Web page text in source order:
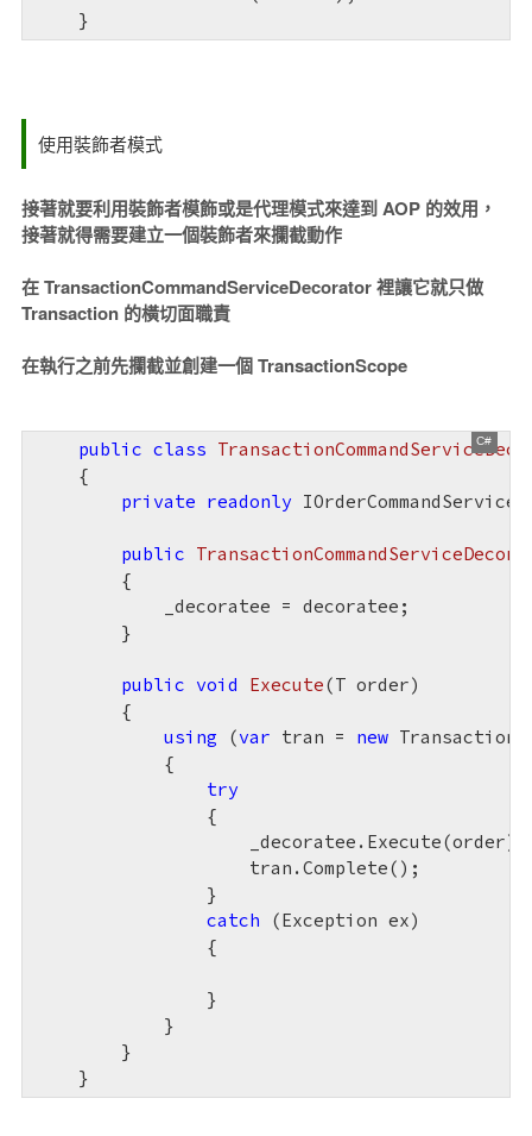
使用裝飾者模式
接著就要利用裝飾者模飾或是代理模式來達到 AOP 的效用，
接著就得需要建立一個裝飾者來攔截動作
在 TransactionCommandServiceDecorator 裡讓它就只做
Transaction 的橫切面職責
在執行之前先攔截並創建一個TransactionScope
public class
{
private readonly
public
{
_decoratee = decoratee;
}
public void Execute(T order)
{
using (var tran = new
{
try
{
_decoratee.Execute(order);
tran.Complete();
}
catch (Exception ex)
{
}
}
}